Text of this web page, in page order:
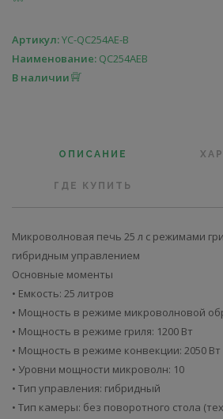
Артикул:YC-QC254AE-B
Наименование: QC254AEB
В наличии
ОПИСАНИЕ
ГДЕ КУПИТЬ
Микроволновая печь 25 л с режимами
гибридным управлением
Основные моменты
• Емкость: 25 литров
• Мощность в режиме микроволновой
• Мощность в режиме гриля: 1200 Вт
• Мощность в режиме конвекции: 2050 Вт
• Уровни мощности микроволн: 10
• Тип управления: гибридный
• Тип камеры: без поворотного стола